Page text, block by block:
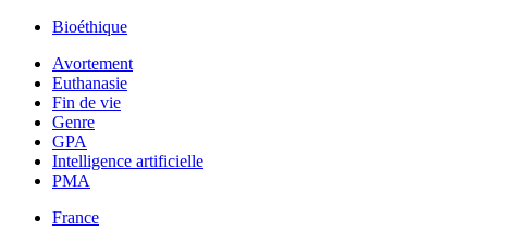
Bioéthique
Avortement
Euthanasie
Fin de vie
Genre
GPA
Intelligence artificielle
PMA
France